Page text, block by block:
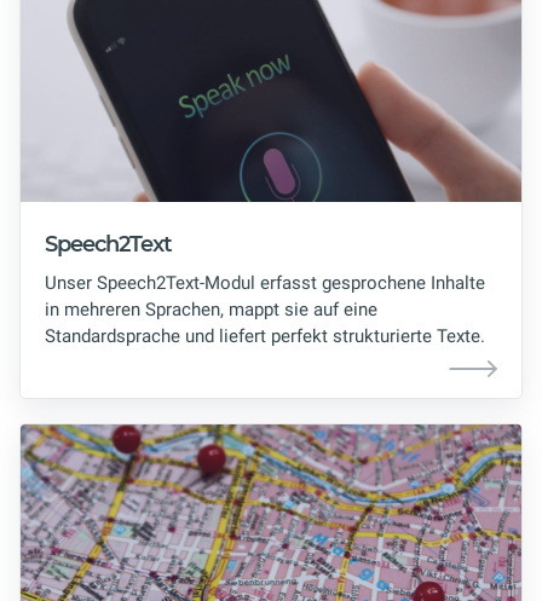
Speech2Text
Unser Speech2Text-Modul erfasst gesprochene Inhalte
in mehreren Sprachen, mappt sie auf eine
Standardsprache und liefert perfekt strukturierte Texte.